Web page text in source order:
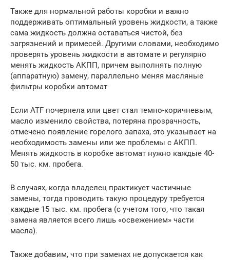
Также для нормальной работы коробки и важно
поддерживать оптимальный уровень жидкости, а также
сама жидкость должна оставаться чистой, без
загрязнений и примесей. Другими словами, необходимо
проверять уровень жидкости в автомате и регулярно
менять жидкость АКПП, причем выполнять полную
(аппаратную) замену, параллельно меняя масляные
фильтры коробки автомат
Если ATF почернела или цвет стал темно-коричневым,
масло изменило свойства, потеряна прозрачность,
отмечено появление горелого запаха, это указывает на
необходимость замены или же проблемы с АКПП.
Менять жидкость в коробке автомат нужно каждые 40-
50 тыс. км. пробега.
В случаях, когда владелец практикует частичные
замены, тогда проводить такую процедуру требуется
каждые 15 тыс. км. пробега (с учетом того, что такая
замена является всего лишь «освежением» части
масла).
Также добавим, что при заменах не допускается как